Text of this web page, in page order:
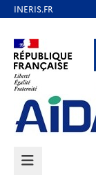
contenu
principal
Aller au
Aller au pied
MENU